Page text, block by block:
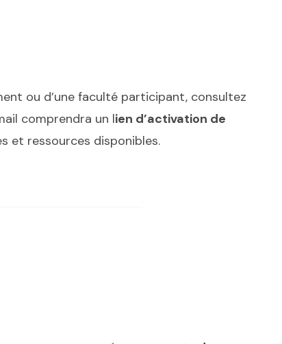
ou d’une faculté participant, consultez
comprendra un lien d’activation de
et ressources disponibles.